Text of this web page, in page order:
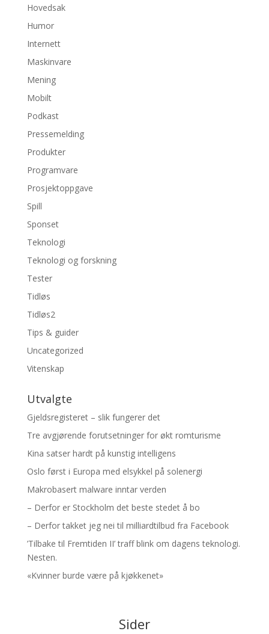
Hovedsak
Humor
Internett
Maskinvare
Mening
Mobilt
Podkast
Pressemelding
Produkter
Programvare
Prosjektoppgave
Spill
Sponset
Teknologi
Teknologi og forskning
Tester
Tidløs
Tidløs2
Tips & guider
Uncategorized
Vitenskap
Utvalgte
Gjeldsregisteret – slik fungerer det
Tre avgjørende forutsetninger for økt romturisme
Kina satser hardt på kunstig intelligens
Oslo først i Europa med elsykkel på solenergi
Makrobasert malware inntar verden
– Derfor er Stockholm det beste stedet å bo
– Derfor takket jeg nei til milliardtilbud fra Facebook
’Tilbake til Fremtiden II’ traff blink om dagens teknologi.
Nesten.
«Kvinner burde være på kjøkkenet»
Sider